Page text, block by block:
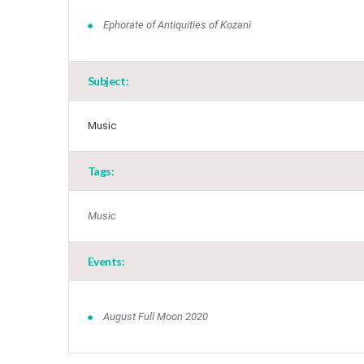
Ephorate of Antiquities of Kozani
Subject:
Music
Tags:
Music
Events:
August Full Moon 2020